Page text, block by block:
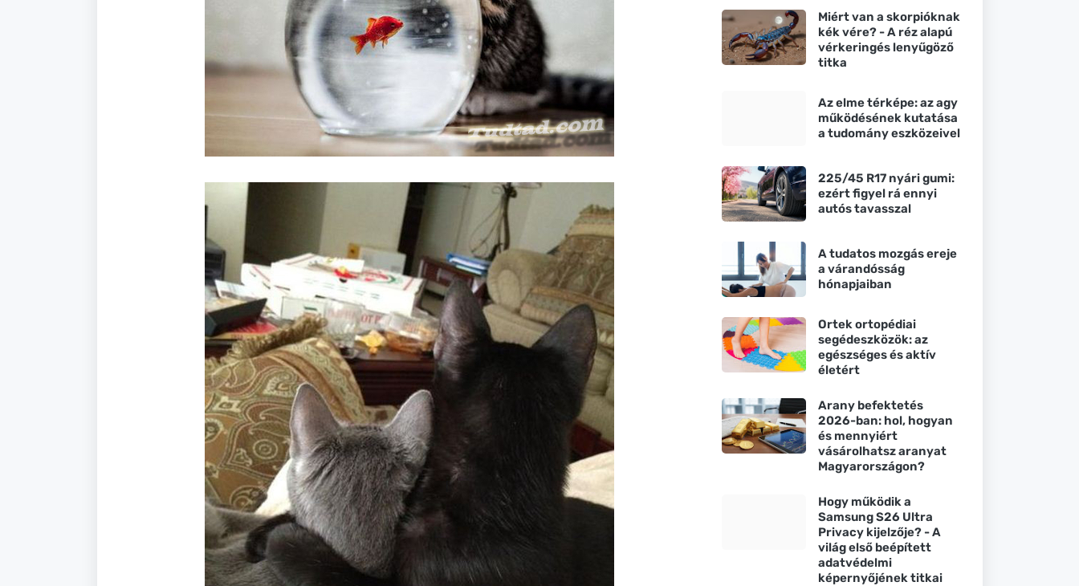
Miért van a skorpióknak
kék vére? - A réz alapú
vérkeringés lenyűgöző
titka
Az elme térképe: az agy
működésének kutatása
a tudomány eszközeivel
225/45 R17 nyári gumi:
ezért figyel rá ennyi
autós tavasszal
A tudatos mozgás ereje
a várandósság
hónapjaiban
Ortek ortopédiai
segédeszközök: az
egészséges és aktív
életért
Arany befektetés
2026-ban: hol, hogyan
és mennyiért
vásárolhatsz aranyat
Magyarországon?
Hogy működik a
Samsung S26 Ultra
Privacy kijelzője? - A
világ első beépített
adatvédelmi
képernyőjének titkai